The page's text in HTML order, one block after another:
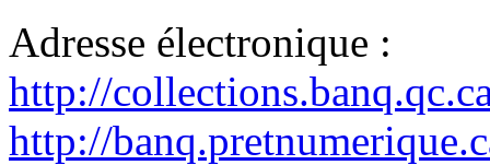
Adresse électronique :
http://
http://